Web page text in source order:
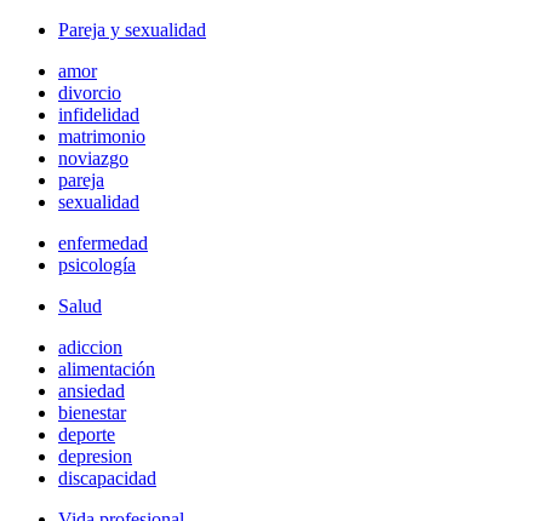
Pareja y sexualidad
amor
divorcio
infidelidad
matrimonio
noviazgo
pareja
sexualidad
enfermedad
psicología
Salud
adiccion
alimentación
ansiedad
bienestar
deporte
depresion
discapacidad